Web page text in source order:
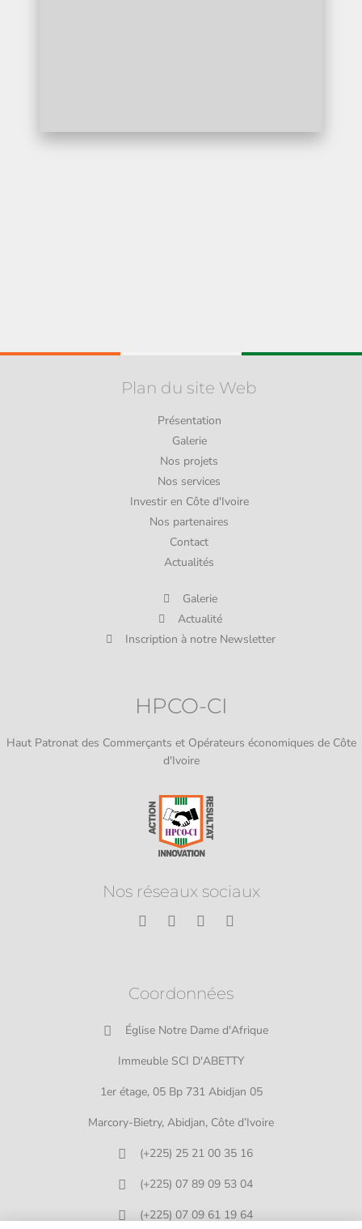
Plan du site Web
Présentation
Galerie
Nos projets
Nos services
Investir en Côte d'Ivoire
Nos partenaires
Contact
Actualités
Galerie
Actualité
Inscription à notre Newsletter
HPCO-CI
Haut Patronat des Commerçants et Opérateurs économiques de Côte
d'Ivoire
Nos réseaux sociaux
Coordonnées
Église Notre Dame d'Afrique
Immeuble SCI D'ABETTY
1er étage, 05 Bp 731 Abidjan 05
Marcory-Bietry, Abidjan, Côte d’Ivoire
(+225) 25 21 00 35 16
(+225) 07 89 09 53 04
(+225) 07 09 61 19 64